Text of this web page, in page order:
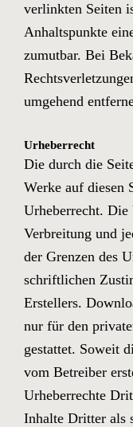
verlinkten Seiten
Anhaltspunkte
zumutbar. Bei
umgehend
Urheberrecht
Die durch die
Werke auf diesen
Urheberrecht.
Verbreitung und
der Grenzen des
schriftlichen
Erstellers.
nur für den
gestattet. Soweit
vom Betreiber
Urheberrechte
Inhalte Dritter als